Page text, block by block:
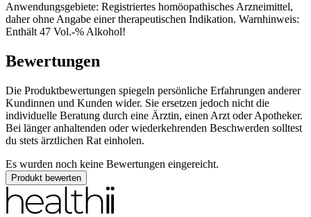
Anwendungsgebiete: Registriertes homöopathisches Arzneimittel,
daher ohne Angabe einer therapeutischen Indikation. Warnhinweis:
Enthält 47 Vol.-% Alkohol!
Bewertungen
Die Produktbewertungen spiegeln persönliche Erfahrungen anderer
Kundinnen und Kunden wider. Sie ersetzen jedoch nicht die
individuelle Beratung durch eine Ärztin, einen Arzt oder Apotheker.
Bei länger anhaltenden oder wiederkehrenden Beschwerden solltest
du stets ärztlichen Rat einholen.
Es wurden noch keine Bewertungen eingereicht.
Produkt bewerten